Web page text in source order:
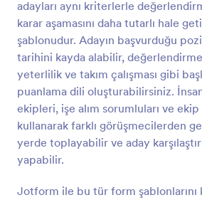
adayları aynı kriterlerle
karar aşamasını daha tutarlı hale
şablonudur. Adayın başvurduğu
tarihini kayda alabilir,
yeterlilik ve takım çalışması gibi
puanlama dili oluşturabilirsiniz.
ekipleri, işe alım sorumluları ve
kullanarak farklı görüşmecilerden
yerde toplayabilir ve aday
yapabilir.
Jotform ile bu tür form şablonlarını
Önizleme